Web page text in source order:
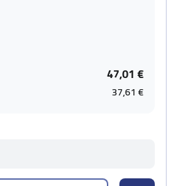
47,01 €
37,61 €